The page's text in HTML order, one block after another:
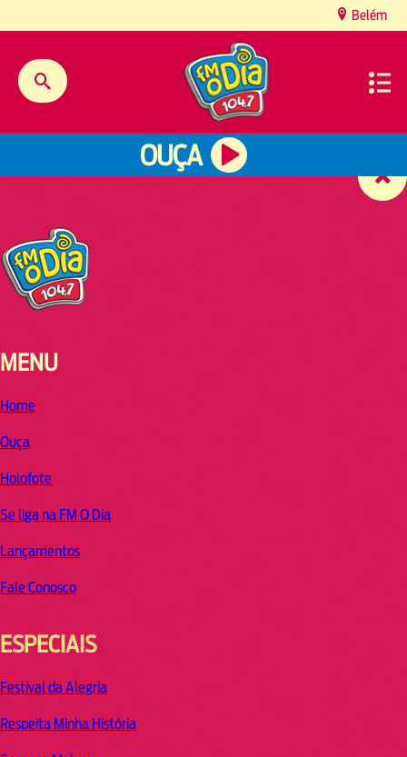
Belém
OUÇA
MENU
Home
Ouça
Holofote
Se liga na FM O Dia
Lançamentos
Fale Conosco
ESPECIAIS
Festival da Alegria
Respeita Minha História